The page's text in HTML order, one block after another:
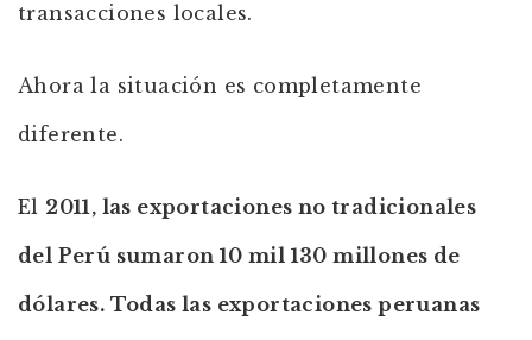
transacciones locales.
Ahora la situación es completamente
diferente.
El 2011, las exportaciones no tradicionales
del Perú sumaron 10 mil 130 millones de
dólares. Todas las exportaciones peruanas